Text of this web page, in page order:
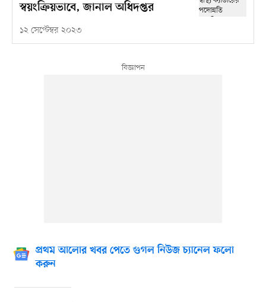
স্বয়ংক্রিয়ভাবে, জানাল অধিদপ্তর
১২ সেপ্টেম্বর ২০২৩
প্রথম আলোর খবর পেতে গুগল নিউজ চ্যানেল ফলো
করুন